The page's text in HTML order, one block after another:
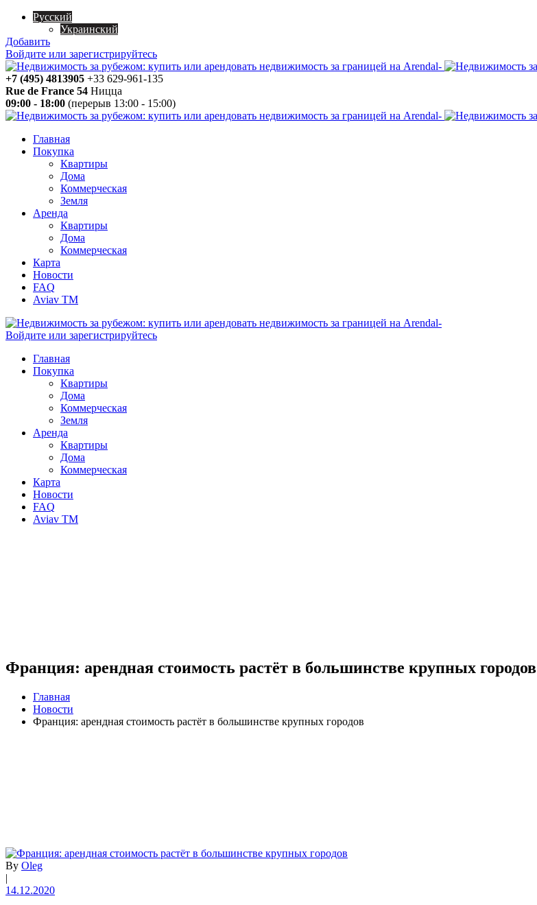
Русский
Украинский
Добавить
Войдите или зарегистрируйтесь
+7 (495) 4813905 +33 629-961-135
Rue de France 54 Ницца
09:00 - 18:00 (перерыв 13:00 - 15:00)
Главная
Покупка
Квартиры
Дома
Коммерческая
Земля
Аренда
Квартиры
Дома
Коммерческая
Карта
Новости
FAQ
Aviav TM
Войдите или зарегистрируйтесь
Главная
Покупка
Квартиры
Дома
Коммерческая
Земля
Аренда
Квартиры
Дома
Коммерческая
Карта
Новости
FAQ
Aviav TM
Франция: арендная стоимость растёт в большинстве крупных городов
Главная
Новости
Франция: арендная стоимость растёт в большинстве крупных городов
By Oleg
|
14.12.2020